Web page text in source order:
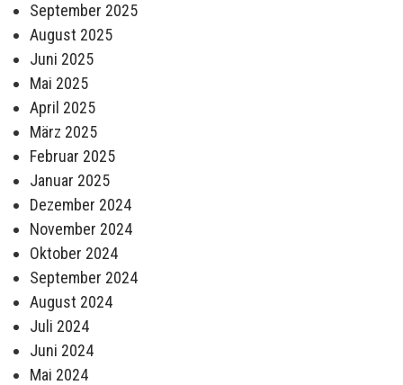
September 2025
August 2025
Juni 2025
Mai 2025
April 2025
März 2025
Februar 2025
Januar 2025
Dezember 2024
November 2024
Oktober 2024
September 2024
August 2024
Juli 2024
Juni 2024
Mai 2024